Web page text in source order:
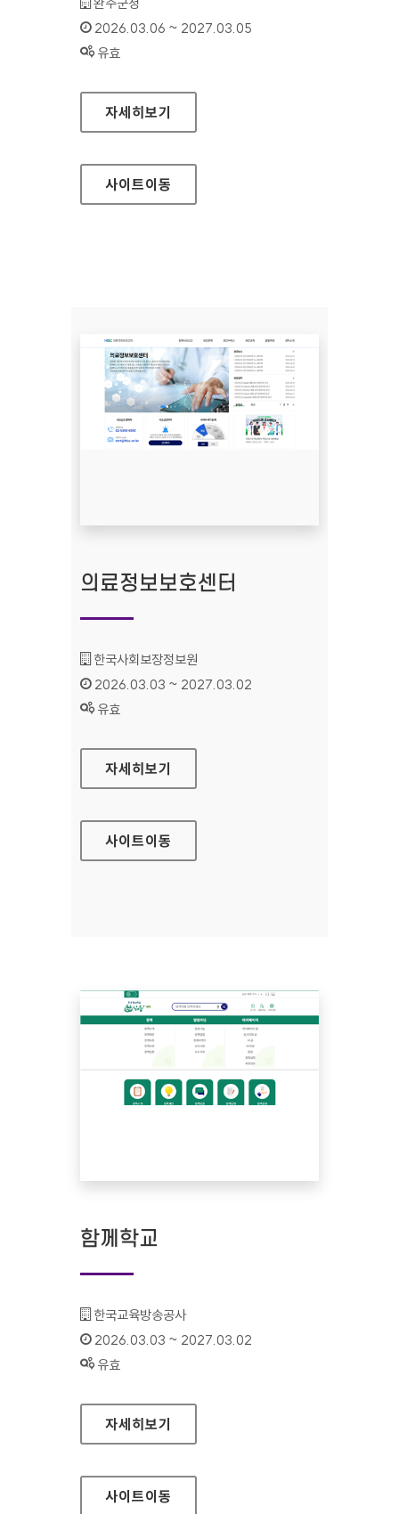
인증기간 :
2026.03.06 ~ 2027.03.05
상태 :
유효
완주군청
자세히보기
사이트이동
의료정보보호센터
기관명 :
한국사회보장정보원
인증기간 :
2026.03.03 ~ 2027.03.02
상태 :
유효
의료정보보호센터
자세히보기
사이트이동
함께학교
기관명 :
한국교육방송공사
인증기간 :
2026.03.03 ~ 2027.03.02
상태 :
유효
함께학교
자세히보기
사이트이동